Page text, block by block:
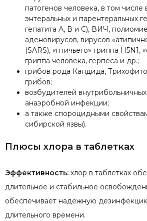
патогенов человека, в том числе
энтеральных и парентеральных
гепатита А, В и С), ВИЧ,
аденовирусов, вирусов
(SARS), «птичьего» гриппа H5N1,
гриппа человека, герпеса и др.;
грибов рода Кандида,
грибов;
возбудителей
анаэробной инфекции;
а также спороцидными
сибирской язвы).
Плюсы хлора в таблетках
Эффективность: хлор в таблетках
длительное и стабильное
обеспечивает надежную
длительного времени.